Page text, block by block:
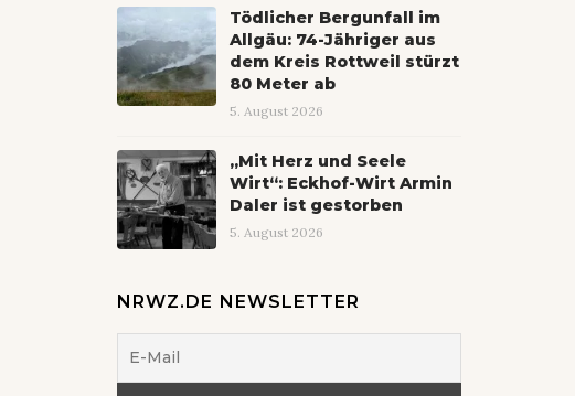
Tödlicher Bergunfall im
Allgäu: 74-Jähriger aus
dem Kreis Rottweil stürzt
80 Meter ab
5. August 2026
„Mit Herz und Seele
Wirt“: Eckhof-Wirt Armin
Daler ist gestorben
5. August 2026
NRWZ.DE NEWSLETTER